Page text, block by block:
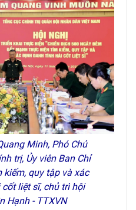
Minh, Phó Chủ
trị, Ủy viên Ban Chỉ
quy tập và xác
liệt sĩ, chủ trì hội
Hạnh - TTXVN